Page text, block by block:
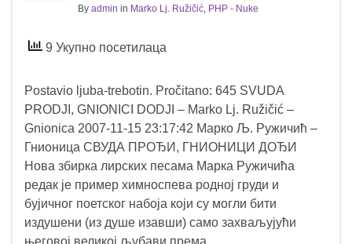
By admin in Marko Lj. Ružičić, PHP - Nuke
9 Укупно посетилаца
Postavio ljuba-trebotin. Pročitano: 645 SVUDA
PRODJI, GNIONICI DODJI – Marko Lj. Ružičić –
Gnionica 2007-11-15 23:17:42 Марко Љ. Ружичић –
Гнионица СВУДА ПРОЂИ, ГНИОНИЦИ ДОЂИ
Нова збирка лирских песама Марка Ружичића
редак је пример химноспева родној груди и
бујичног поетског набоја који су могли бити
издушени (из душе изавши) само захваљујући
његовој великој љубави према …